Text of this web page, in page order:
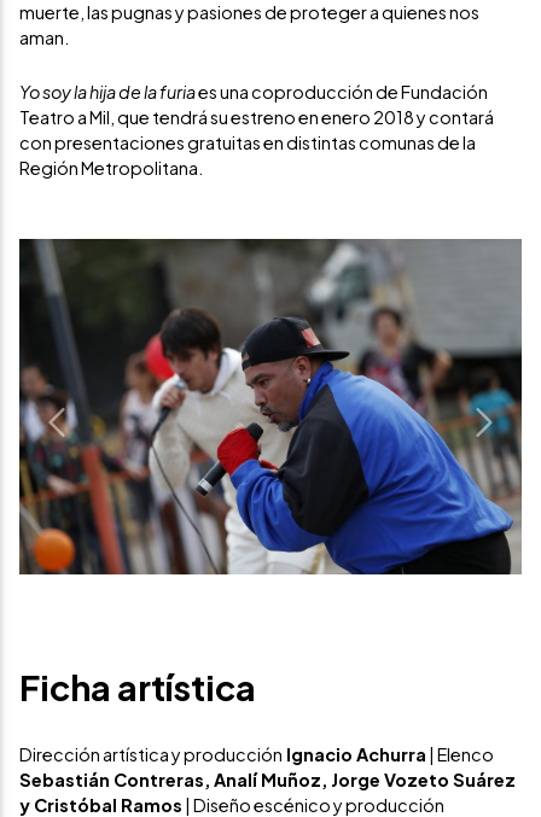
muerte, las pugnas y pasiones de proteger a quienes nos
aman.
Yo soy la hija de la furiaes una coproducción de Fundación
Teatro a Mil, que tendrá su estreno en enero 2018 y contará
con presentaciones gratuitas en distintas comunas de la
Región Metropolitana.
Previous Next
Ficha artística
Dirección artística y producción Ignacio Achurra | Elenco
Sebastián Contreras, Analí Muñoz, Jorge Vozeto Suárez
y Cristóbal Ramos | Diseño escénico y producción